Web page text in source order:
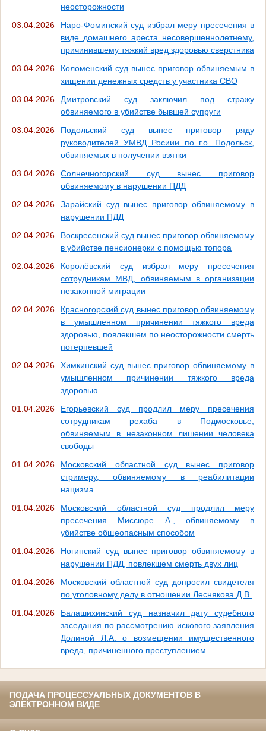
неосторожности
03.04.2026
Наро-Фоминский суд избрал меру пресечения в
виде домашнего ареста несовершеннолетнему,
причинившему тяжкий вред здоровью сверстника
03.04.2026
Коломенский суд вынес приговор обвиняемым в
хищении денежных средств у участника СВО
03.04.2026
Дмитровский суд заключил под стражу
обвиняемого в убийстве бывшей супруги
03.04.2026
Подольский суд вынес приговор ряду
руководителей УМВД Росиии по г.о. Подольск,
обвиняемых в получении взятки
03.04.2026
Солнечногорский суд вынес приговор
обвиняемому в нарушении ПДД
02.04.2026
Зарайский суд вынес приговор обвиняемому в
нарушении ПДД
02.04.2026
Воскресенский суд вынес приговор обвиняемому
в убийстве пенсионерки с помощью топора
02.04.2026
Королёвский суд избрал меру пресечения
сотрудникам МВД, обвиняемым в организации
незаконной миграции
02.04.2026
Красногорский суд вынес приговор обвиняемому
в умышленном причинении тяжкого вреда
здоровью, повлекшем по неосторожности смерть
потерпевшей
02.04.2026
Химкинский суд вынес приговор обвиняемому в
умышленном причинении тяжкого вреда
здоровью
01.04.2026
Егорьевский суд продлил меру пресечения
сотрудникам рехаба в Подмосковье,
обвиняемым в незаконном лишении человека
свободы
01.04.2026
Московский областной суд вынес приговор
стримеру, обвиняемому в реабилитации
нацизма
01.04.2026
Московский областной суд продлил меру
пресечения Миссюре А., обвиняемому в
убийстве общеопасным способом
01.04.2026
Ногинский суд вынес приговор обвиняемому в
нарушении ПДД, повлекшем смерть двух лиц
01.04.2026
Московский областной суд допросил свидетеля
по уголовному делу в отношении Леснякова Д.В.
01.04.2026
Балашихинский суд назначил дату судебного
заседания по рассмотрению искового заявления
Долиной Л.А. о возмещении имущественного
вреда, причиненного преступлением
ПОДАЧА ПРОЦЕССУАЛЬНЫХ ДОКУМЕНТОВ В
ЭЛЕКТРОННОМ ВИДЕ